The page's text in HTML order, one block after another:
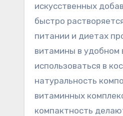
искусственных
быстро
питании и диетах
витамины в удобном
использоваться в
натуральность
витаминных
компактность